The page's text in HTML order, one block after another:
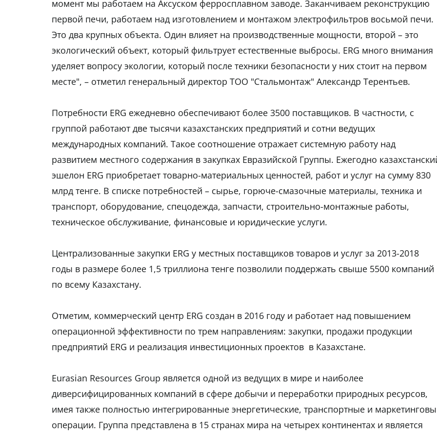
момент мы работаем на Аксуском ферросплавном заводе. Заканчиваем реконструкцию
первой печи, работаем над изготовлением и монтажом электрофильтров восьмой печи.
Это два крупных объекта. Один влияет на производственные мощности, второй – это
экологический объект, который фильтрует естественные выбросы. ERG много внимания
уделяет вопросу экологии, который после техники безопасности у них стоит на первом
месте", – отметил генеральный директор ТОО "Стальмонтаж" Александр Терентьев.
Потребности ERG ежедневно обеспечивают более 3500 поставщиков. В частности, с
группой работают две тысячи казахстанских предприятий и сотни ведущих
международных компаний. Такое соотношение отражает системную работу над
развитием местного содержания в закупках Евразийской Группы. Ежегодно
эшелон ERG приобретает товарно-материальных ценностей, работ и услуг на сумму 830
млрд тенге. В списке потребностей – сырье, горюче-смазочные материалы, техника и
транспорт, оборудование, спецодежда, запчасти, строительно-монтажные работы,
техническое обслуживание, финансовые и юридические услуги.
Централизованные закупки ERG у местных поставщиков товаров и услуг за 2013-2018
годы в размере более 1,5 триллиона тенге позволили поддержать свыше 5500 компаний
по всему Казахстану.
Отметим, коммерческий центр ERG создан в 2016 году и работает над повышением
операционной эффективности по трем направлениям: закупки, продажи продукции
предприятий ERG и реализация инвестиционных проектов в Казахстане.
Eurasian Resources Group является одной из ведущих в мире и наиболее
диверсифицированных компаний в сфере добычи и переработки природных ресурсов,
имея также полностью интегрированные энергетические, транспортные и
операции. Группа представлена в 15 странах мира на четырех континентах и является